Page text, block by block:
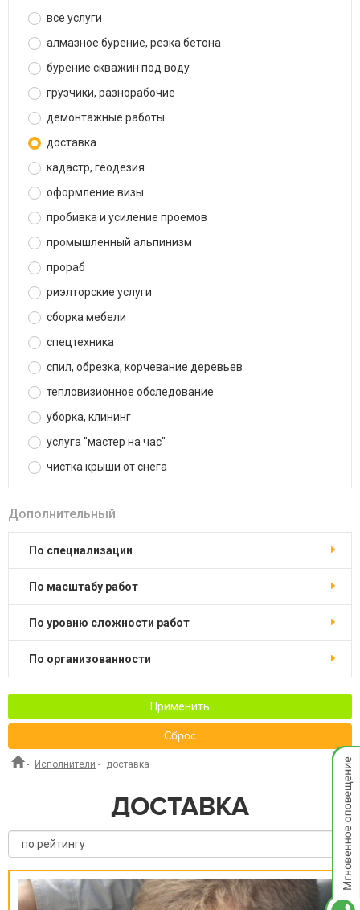
все услуги
алмазное бурение, резка бетона
бурение скважин под воду
грузчики, разнорабочие
демонтажные работы
доставка
кадастр, геодезия
оформление визы
пробивка и усиление проемов
промышленный альпинизм
прораб
риэлторские услуги
сборка мебели
спецтехника
спил, обрезка, корчевание деревьев
тепловизионное обследование
уборка, клининг
услуга "мастер на час"
чистка крыши от снега
Дополнительный
по специализации
по масштабу работ
по уровню сложности работ
по организованности
Применить
Сброс
- Исполнители - доставка
ДОСТАВКА